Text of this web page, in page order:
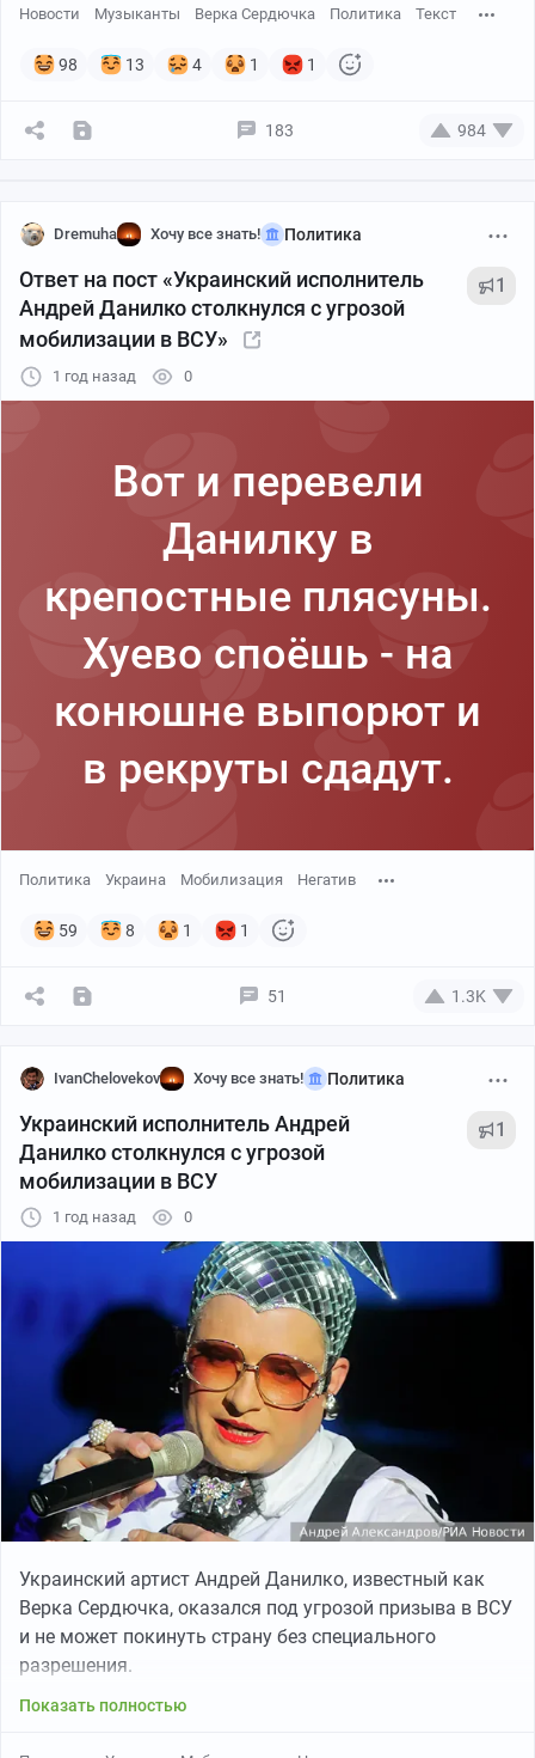
Новости Музыканты Верка Сердючка Политика Текст
98 13 4 1 1
183 984
Dremuha Хочу все знать! Политика
Ответ на пост «Украинский исполнитель
Андрей Данилко столкнулся с угрозой
мобилизации в ВСУ»
1
1 год назад 0
Вот и перевели
Данилку в
крепостные плясуны.
Хуево споёшь - на
конюшне выпорют и
в рекруты сдадут.
Политика Украина Мобилизация Негатив
59 8 1 1
51 1.3K
IvanChelovekov Хочу все знать! Политика
Украинский исполнитель Андрей
Данилко столкнулся с угрозой
мобилизации в ВСУ
1
1 год назад 0
Украинский артист Андрей Данилко, известный как
Верка Сердючка, оказался под угрозой призыва в ВСУ
и не может покинуть страну без специального
разрешения.
Показать полностью